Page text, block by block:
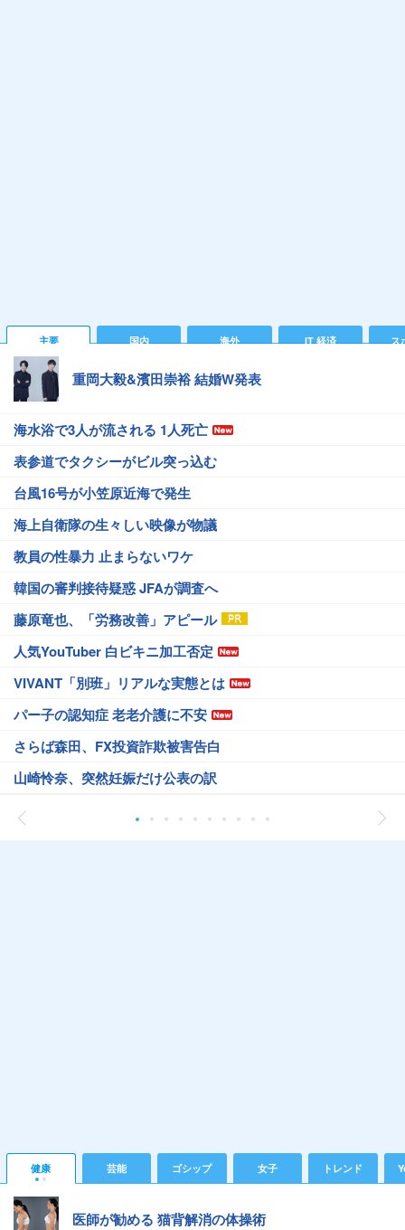
主要 国内 海外 IT 経済 ス
重岡大毅&濱田崇裕 結婚W発表
海水浴で3人が流される 1人死亡
表参道でタクシーがビル突っ込む
台風16号が小笠原近海で発生
海上自衛隊の生々しい映像が物議
教員の性暴力 止まらないワケ
韓国の審判接待疑惑 JFAが調査へ
藤原竜也、「労務改善」アピール
人気YouTuber 白ビキニ加工否定
VIVANT「別班」リアルな実態とは
パー子の認知症 老老介護に不安
さらば森田、FX投資詐欺被害告白
山崎怜奈、突然妊娠だけ公表の訳
健康 芸能 ゴシップ 女子 トレンド
医師が勧める 猫背解消の体操術